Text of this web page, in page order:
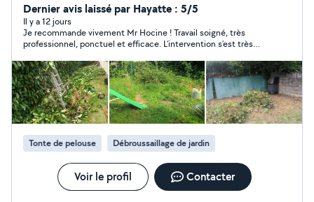
disposition pour tous travaux de : - jardinage, - tonte de
pelouse, - taille de haie, - élagage et taille des arbres, -
retourner la terre, - désherbage, ramasser de feuillages,
- création pelouse naturelle et artificielle, - plantations
intérieure et extérieure, - entretien terrasses avec
matériel et produits adéquat " karcher et produits",
Nettoyage et entretien de vos intérieurs ; -des
moquettes, -matelas, tapis,fauteuil, etc. avec matériel
adéquat " aide à domicile" Personne expérimentée,
sage,mûre et de confiance. J'interviens sur toute L'Ile-
de-France Etudie toutes vos propositions. Bien à vous.
Zero six-zero cinq- quatre vingt-dix sept- vingt-quatre-
soixante huit.
Dernier avis laissé par Hayatte : 5/5
Il y a 12 jours
Je recommande vivement Mr Hocine ! Travail soigné, très
professionnel, ponctuel et efficace. L’intervention s’est très
referai appel à lui sans hésiter. Merci encore !
Tonte de pelouse Débroussaillage de jardin
Voir le profil Contacter